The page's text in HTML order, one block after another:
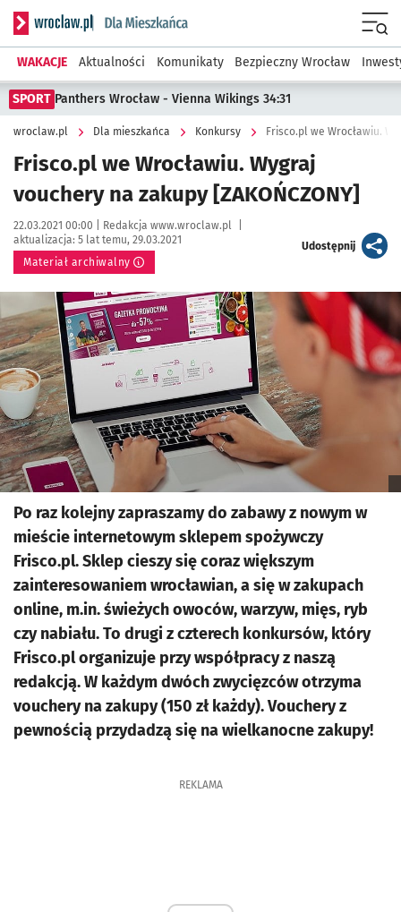
Serwis informacyjny wroclaw.pl podserwis: Dla mieszkańca
WAKACJE Aktualności Komunikaty Bezpieczny Wrocław
SPORT Panthers Wrocław - Vienna Wikings 34:31
wroclaw.pl Dla mieszkańca Konkursy Frisco.pl we Wrocławiu.
Frisco.pl we Wrocławiu. Wygraj
vouchery na zakupy [ZAKOŃCZONY]
Data publikacji:
22.03.2021 00:00 | Autor:
Redakcja www.wroclaw.pl
aktualizacja: 5 lat temu, 29.03.2021
Materiał archiwalny
Udostępnijartykuł
Kliknij, aby powiększyć
Po raz kolejny zapraszamy do zabawy z nowym w
mieście internetowym sklepem spożywczy
Frisco.pl. Sklep cieszy się coraz większym
zainteresowaniem wrocławian, a się w zakupach
online, m.in. świeżych owoców, warzyw, mięs, ryb
czy nabiału. To drugi z czterech konkursów, który
Frisco.pl organizuje przy współpracy z naszą
redakcją. W każdym dwóch zwycięzców otrzyma
vouchery na zakupy (150 zł każdy). Vouchery z
pewnością przydadzą się na wielkanocne zakupy!
REKLAMA